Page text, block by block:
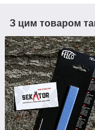
З цим товаром